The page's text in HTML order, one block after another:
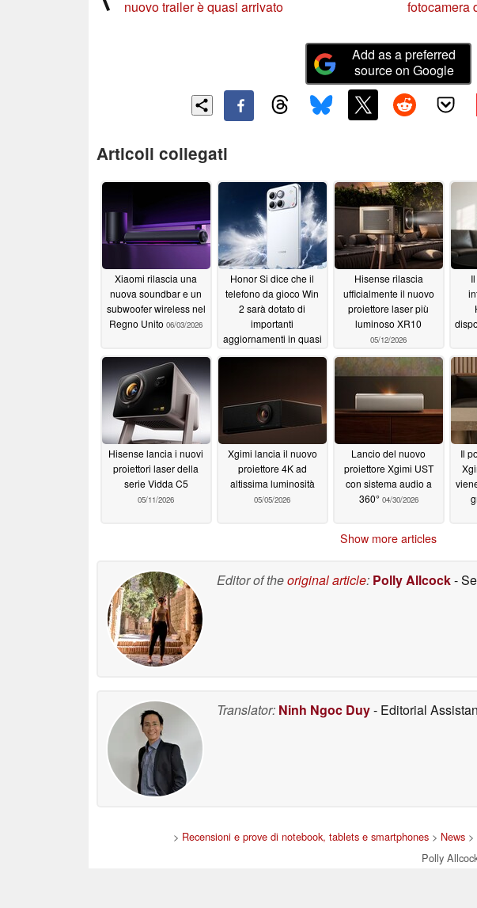
nuovo trailer è quasi arrivato
fotocamera
Add as a preferred
source on Google
Articoli collegati
Xiaomi rilascia una
nuova soundbar e un
subwoofer wireless nel
Regno Unito 06/03/2026
Honor Si dice che il
telefono da gioco Win
2 sarà dotato di
importanti
aggiornamenti in quasi
Hisense rilascia
ufficialmente il nuovo
proiettore laser più
luminoso XR10
05/12/2026
Hisense lancia i nuovi
proiettori laser della
serie Vidda C5
05/11/2026
Xgimi lancia il nuovo
proiettore 4K ad
altissima luminosità
05/05/2026
Lancio del nuovo
proiettore Xgimi UST
con sistema audio a
360° 04/30/2026
Il
Show more articles
Editor of theoriginal article: Polly Allcock-
Translator: Ninh Ngoc Duy- Editorial
> Recensioni e prove di notebook, tablets e smartphones > News >
Polly